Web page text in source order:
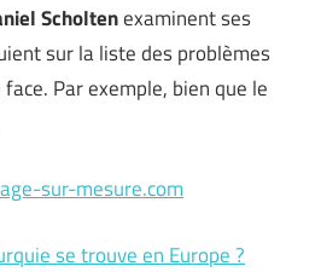
Scholtenexaminent ses
sur la liste des problèmes
Par exemple, bien que le
sur-mesure.com
se trouve en Europe ?